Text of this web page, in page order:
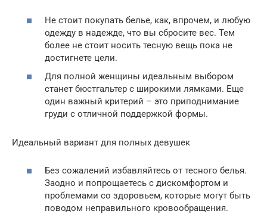
Не стоит покупать белье, как, впрочем, и любую
одежду в надежде, что вы сбросите вес. Тем
более не стоит носить тесную вещь пока не
достигнете цели.
Для полной женщины идеальным выбором
станет бюстгальтер с широкими лямками. Еще
один важный критерий – это приподнимание
груди с отличной поддержкой формы.
Идеальный вариант для полных девушек
Без сожалений избавляйтесь от тесного белья.
Заодно и попрощаетесь с дискомфортом и
проблемами со здоровьем, которые могут быть
поводом неправильного кровообращения.